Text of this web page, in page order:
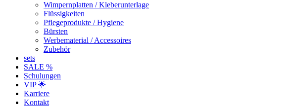
Wimpernplatten / Kleberunterlage
Flüssigkeiten
Pflegeprodukte / Hygiene
Bürsten
Werbematerial / Accessoires
Zubehör
sets
SALE %
Schulungen
VIP 🌟
Karriere
Kontakt